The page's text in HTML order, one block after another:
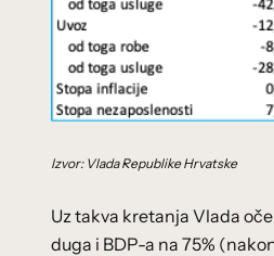
Izvor: Vlada Republike Hrvatske
Uz takva kretanja Vlada
duga i BDP-a na 75%